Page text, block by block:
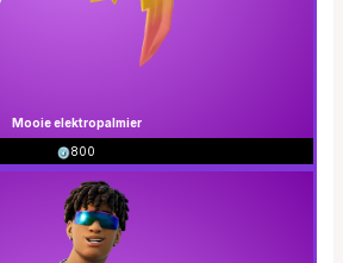
Mooie elektropalmier
800